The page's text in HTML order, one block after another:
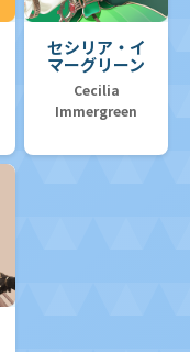
セシリア・イ
マーグリーン
Cecilia
Immergreen